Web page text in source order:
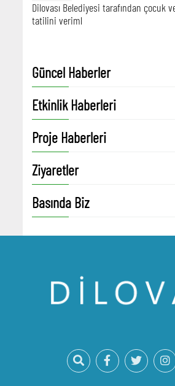
Dilovası Belediyesi tarafından çocuk
tatilini veriml
Güncel Haberler
Etkinlik Haberleri
Proje Haberleri
Ziyaretler
Basında Biz